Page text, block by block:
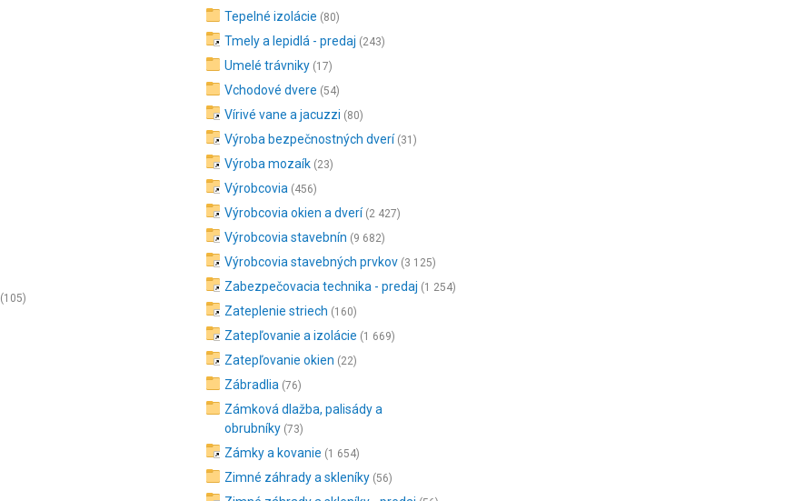
(105)
Tepelné izolácie (80)
Tmely a lepidlá - predaj (243)
Umelé trávniky (17)
Vchodové dvere (54)
Vírivé vane a jacuzzi (80)
Výroba bezpečnostných dverí (31)
Výroba mozaík (23)
Výrobcovia (456)
Výrobcovia okien a dverí (2 427)
Výrobcovia stavebnín (9 682)
Výrobcovia stavebných prvkov (3 125)
Zabezpečovacia technika - predaj (1 254)
Zateplenie striech (160)
Zatepľovanie a izolácie (1 669)
Zatepľovanie okien (22)
Zábradlia (76)
Zámková dlažba, palisády a
obrubníky (73)
Zámky a kovanie (1 654)
Zimné záhrady a skleníky (56)